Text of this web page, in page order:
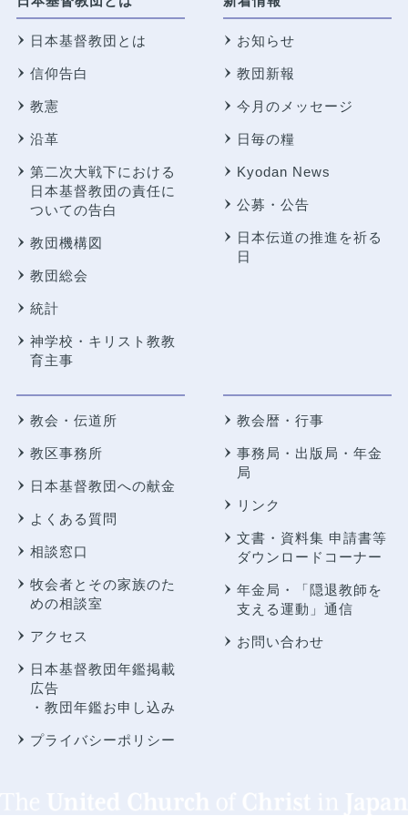
日本基督教団とは
信仰告白
教憲
沿革
第二次大戦下における
日本基督教団の責任に
ついての告白
教団機構図
教団総会
統計
神学校・キリスト教教
育主事
お知らせ
教団新報
今月のメッセージ
日毎の糧
Kyodan News
公募・公告
日本伝道の推進を祈る
日
教会・伝道所
教区事務所
日本基督教団への献金
よくある質問
相談窓口
牧会者とその家族のた
めの相談室
アクセス
日本基督教団年鑑掲載
広告
・教団年鑑お申し込み
プライバシーポリシー
教会暦・行事
事務局・出版局・年金
局
リンク
文書・資料集 申請書等
ダウンロードコーナー
年金局・
「隠退教師を
支える運動」通信
お問い合わせ